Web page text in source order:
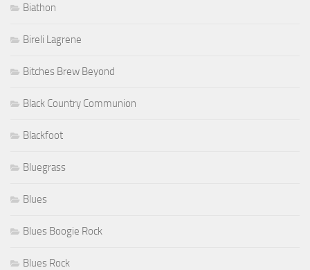
Biathon
Bireli Lagrene
Bitches Brew Beyond
Black Country Communion
Blackfoot
Bluegrass
Blues
Blues Boogie Rock
Blues Rock